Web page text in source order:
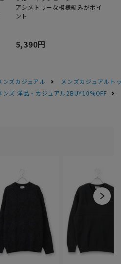
アシメトリーな模様編みがポイ
ント
5,390円
ンズカジュアル
メンズカジュアルト
ンズ 洋品・カジュアル2BUY10%OFF